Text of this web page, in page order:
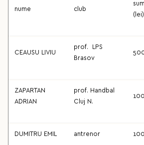
nume club
(lei)
CEAUSU LIVIU
prof. LPS
Brasov
ZAPARTAN
ADRIAN
prof. Handbal
Cluj N.
DUMITRU EMIL antrenor